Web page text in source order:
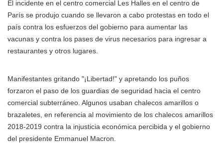
El incidente en el centro comercial Les Halles en el centro de
París se produjo cuando se llevaron a cabo protestas en todo el
país contra los esfuerzos del gobierno para aumentar las
vacunas y contra los pases de virus necesarios para ingresar a
restaurantes y otros lugares.
Manifestantes gritando "¡Libertad!" y apretando los puños
forzaron el paso de los guardias de seguridad hacia el centro
comercial subterráneo. Algunos usaban chalecos amarillos o
brazaletes, en referencia al movimiento de los chalecos amarillos
2018-2019 contra la injusticia económica percibida y el gobierno
del presidente Emmanuel Macron.